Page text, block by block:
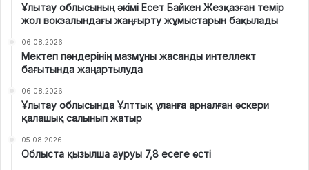
Ұлытау облысының әкімі Есет Байкен Жезқазған темір
жол вокзалындағы жаңғырту жұмыстарын бақылады
06.08.2026
Мектеп пәндерінің мазмұны жасанды интеллект
бағытында жаңартылуда
06.08.2026
Ұлытау облысында Ұлттық ұланға арналған әскери
қалашық салынып жатыр
05.08.2026
Облыста қызылша ауруы 7,8 есеге өсті